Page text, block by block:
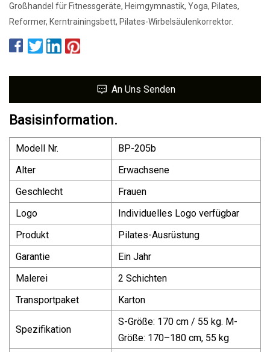
Großhandel für Fitnessgeräte, Heimgymnastik, Yoga, Pilates,
Reformer, Kerntrainingsbett, Pilates-Wirbelsäulenkorrektor.
An Uns Senden
Basisinformation.
Modell Nr.
BP-205b
Alter
Erwachsene
Geschlecht
Frauen
Logo
Individuelles Logo verfügbar
Produkt
Pilates-Ausrüstung
Garantie
Ein Jahr
Malerei
2 Schichten
Transportpaket
Karton
Spezifikation
S-Größe: 170 cm / 55 kg. M-
Größe: 170–180 cm, 55 kg